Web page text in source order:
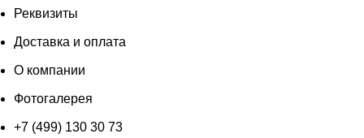
Реквизиты
Доставка и оплата
О компании
Фотогалерея
+7 (499) 130 30 73